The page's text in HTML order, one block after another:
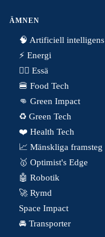
ÄMNEN
🧠 Artificiell intelligens
⚡️ Energi
✍🏼 Essä
🍔 Food Tech
👊 Green Impact
♻️ Green Tech
❤️ Health Tech
📈 Mänskliga framsteg
🥇 Optimist's Edge
🤖 Robotik
🚀 Rymd
Space Impact
🚘 Transporter